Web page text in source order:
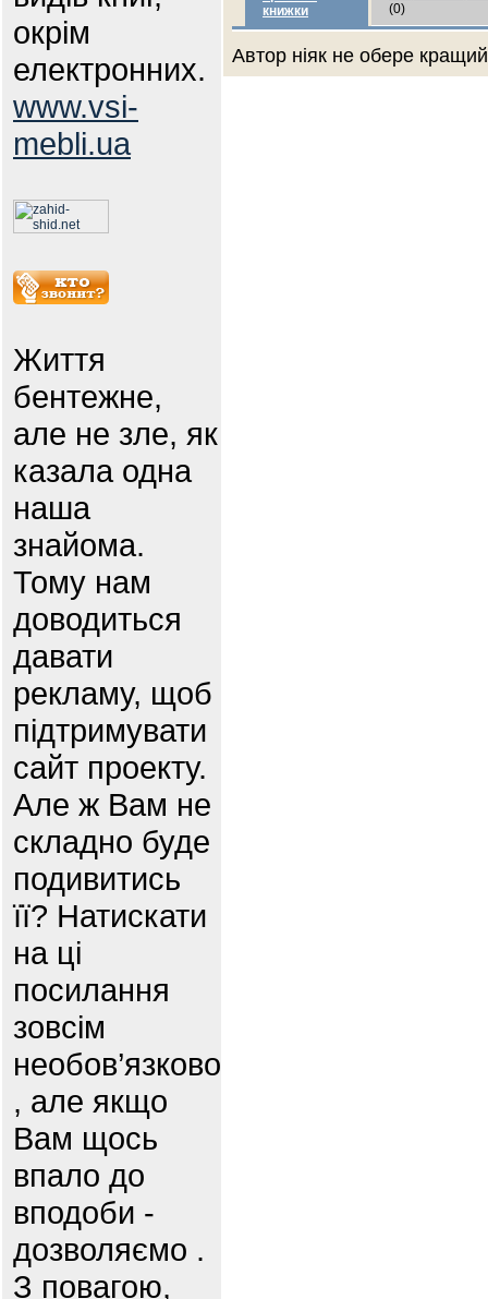
окрім
електронних.
www.vsi-
mebli.ua
Життя
бентежне,
але не зле, як
казала одна
наша
знайома.
Тому нам
доводиться
давати
рекламу, щоб
підтримувати
сайт проекту.
Але ж Вам не
складно буде
подивитись
її? Натискати
на ці
посилання
зовсім
необов’язково
, але якщо
Вам щось
впало до
вподоби -
дозволяємо .
З повагою,
книжки
(0)
Автор ніяк не обере